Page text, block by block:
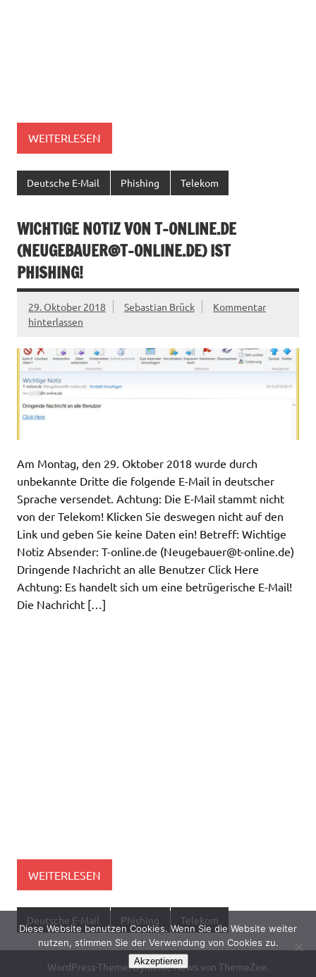
WEITERLESEN
Deutsche E-Mail Phishing Telekom
WICHTIGE NOTIZ VON T-ONLINE.DE
(NEUGEBAUER@T-ONLINE.DE) IST
PHISHING!
29. Oktober 2018 Sebastian Brück
Kommentar
hinterlassen
Am Montag, den 29. Oktober 2018 wurde durch
unbekannte Dritte die folgende E-Mail in deutscher
Sprache versendet. Achtung: Die E-Mail stammt nicht
von der Telekom! Klicken Sie deswegen nicht auf den
Link und geben Sie keine Daten ein! Betreff: Wichtige
Notiz Absender: T-online.de (Neugebauer@t-online.de)
Dringende Nachricht an alle Benutzer Click Here
Achtung: Es handelt sich um eine betrügerische E-Mail!
Die Nachricht […]
WEITERLESEN
Deutsche E-Mail Phishing Telekom
WordPress-Theme: Dynamic News von ThemeZee.
Diese Website benutzen Cookies. Wenn Sie die Website weiter
nutzen, stimmen Sie der Verwendung von Cookies zu.
Akzeptieren